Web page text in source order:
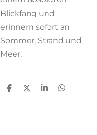
Blickfang und
erinnern sofort an
Sommer, Strand und
Meer.
T
T
T
T